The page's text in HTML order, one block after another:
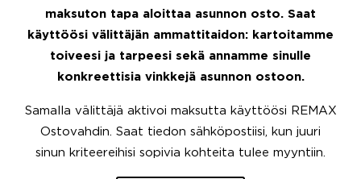
maksuton tapa aloittaa asunnon osto. Saat
käyttöösi välittäjän ammattitaidon: kartoitamme
toiveesi ja tarpeesi sekä annamme sinulle
konkreettisia vinkkejä asunnon ostoon.
Samalla välittäjä aktivoi maksutta käyttöösi REMAX
Ostovahdin. Saat tiedon sähköpostiisi, kun juuri
sinun kriteereihisi sopivia kohteita tulee myyntiin.